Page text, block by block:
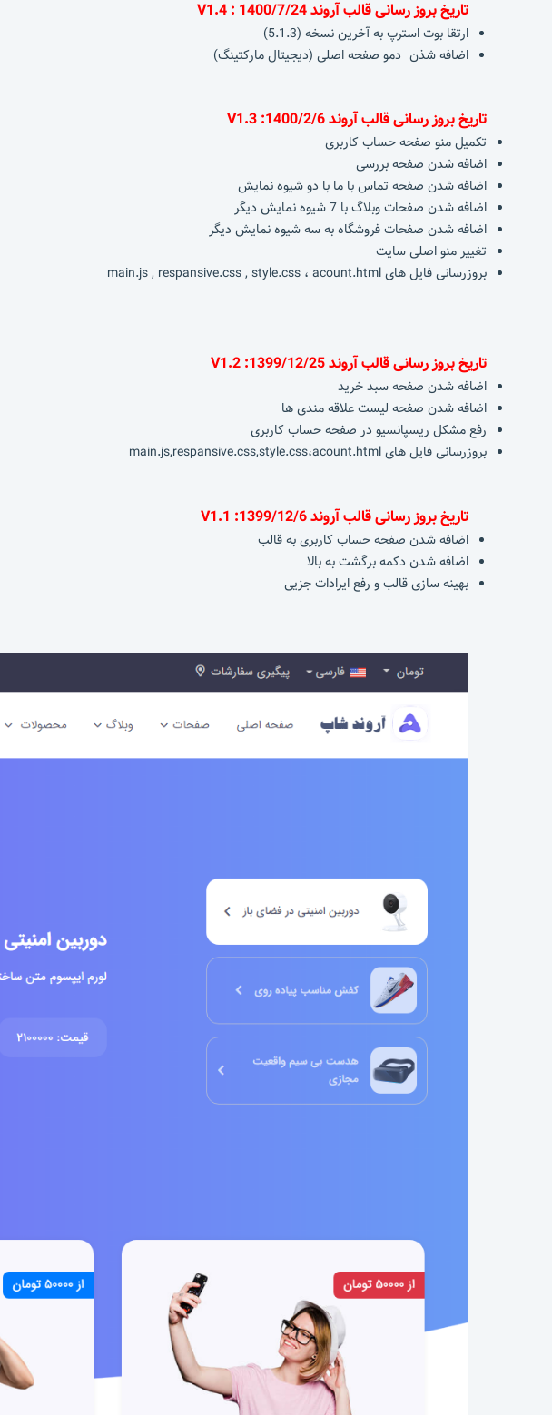
تاریخ بروز رسانی قالب آروند 1400/7/24 : V1.4
ارتقا بوت استرپ به آخرین نسخه (5.1.3)
اضافه شذن دمو صفحه اصلی (دیجیتال مارکتینگ)
تاریخ بروز رسانی قالب آروند 1400/2/6: V1.3
تکمیل منو صفحه حساب کاربری
اضافه شدن صفحه بررسی
اضافه شدن صفحه تماس با ما با دو شیوه نمایش
اضافه شدن صفحات وبلاگ با 7 شیوه نمایش دیگر
اضافه شدن صفحات فروشگاه به سه شیوه نمایش دیگر
تغییر منو اصلی سایت
بروزرسانی فایل های main.js , respansive.css , style.css ، acount.html
تاریخ بروز رسانی قالب آروند 1399/12/25: V1.2
اضافه شدن صفحه سبد خرید
اضافه شدن صفحه لیست علاقه مندی ها
رفع مشکل ریسپانسیو در صفحه حساب کاربری
بروزرسانی فایل های main.js,respansive.css,style.css،acount.html
تاریخ بروز رسانی قالب آروند 1399/12/6: V1.1
اضافه شدن صفحه حساب کاربری به قالب
اضافه شدن دکمه برگشت به بالا
بهینه سازی قالب و رفع ایرادات جزیی